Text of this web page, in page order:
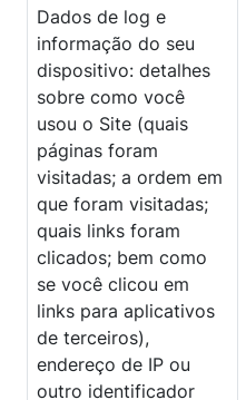
Dados de log e
informação do seu
dispositivo: detalhes
sobre como você
usou o Site (quais
páginas foram
visitadas; a ordem em
que foram visitadas;
quais links foram
clicados; bem como
se você clicou em
links para aplicativos
de terceiros),
endereço de IP ou
outro identificador